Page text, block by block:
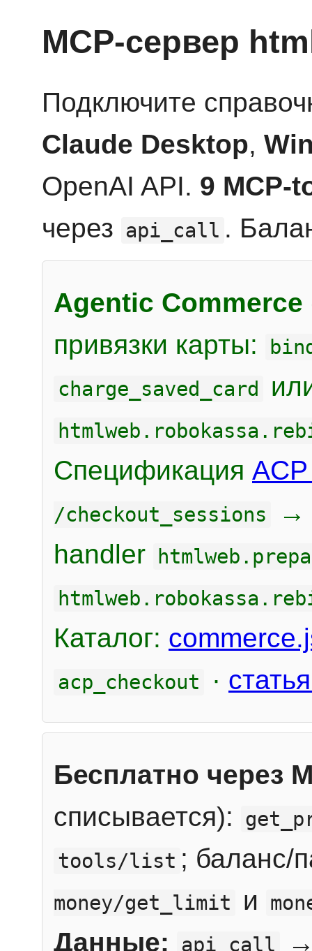
MCP-сервер
Подключите
Claude Desktop,
OpenAI API. 9 MCP-
через api_call .
Agentic Commerce
привязки карты:
charge_saved_card
Спецификация
/checkout_sessions
handler
Каталог:
acp_checkout ·
Бесплатно через
списывается):
tools/list ; баланс/
money/get_limit и
Данные: api_call